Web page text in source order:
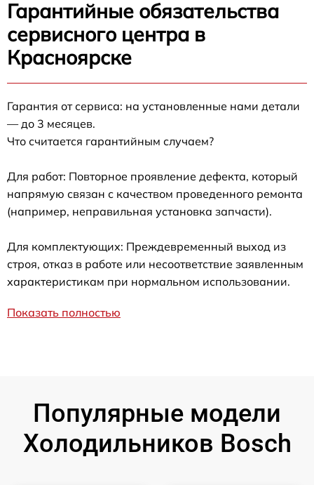
Гарантийные обязательства
сервисного центра в
Красноярске
Гарантия от сервиса: на установленные нами детали
— до 3 месяцев.
Что считается гарантийным случаем?
Для работ: Повторное проявление дефекта, который
напрямую связан с качеством проведенного ремонта
(например, неправильная установка запчасти).
Для комплектующих: Преждевременный выход из
строя, отказ в работе или несоответствие заявленным
характеристикам при нормальном использовании.
Показать полностью
Популярные модели
Холодильников Bosch